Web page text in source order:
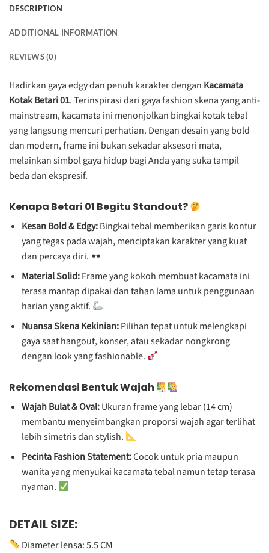
DESCRIPTION
ADDITIONAL INFORMATION
REVIEWS (0)
Hadirkan gaya edgy dan penuh karakter dengan Kacamata
Kotak Betari 01. Terinspirasi dari gaya fashion skena yang anti-
mainstream, kacamata ini menonjolkan bingkai kotak tebal
yang langsung mencuri perhatian. Dengan desain yang bold
dan modern, frame ini bukan sekadar aksesori mata,
melainkan simbol gaya hidup bagi Anda yang suka tampil
beda dan ekspresif.
Kenapa Betari 01 Begitu Standout?
Kesan Bold & Edgy:Bingkai tebal memberikan garis kontur
yang tegas pada wajah, menciptakan karakter yang kuat
dan percaya diri.
Material Solid:Frame yang kokoh membuat kacamata ini
terasa mantap dipakai dan tahan lama untuk penggunaan
harian yang aktif.
Nuansa Skena Kekinian:Pilihan tepat untuk melengkapi
gaya saat hangout, konser, atau sekadar nongkrong
dengan look yang fashionable.
Rekomendasi Bentuk Wajah
Wajah Bulat & Oval:Ukuran frame yang lebar (14 cm)
membantu menyeimbangkan proporsi wajah agar terlihat
lebih simetris dan stylish.
Pecinta Fashion Statement:Cocok untuk pria maupun
wanita yang menyukai kacamata tebal namun tetap terasa
nyaman.
DETAIL SIZE:
Diameter lensa: 5.5 CM